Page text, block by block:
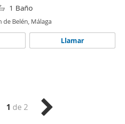
1 Baño
de Belén, Málaga
Llamar
1 de 2